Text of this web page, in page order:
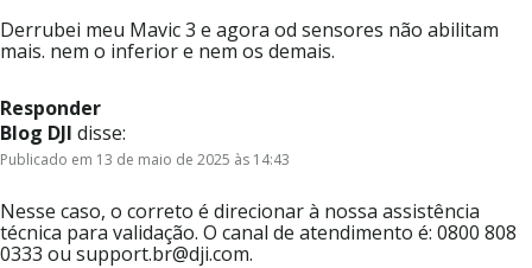
Derrubei meu Mavic 3 e agora od sensores não abilitam
mais. nem o inferior e nem os demais.
Responder
Blog DJI disse:
Publicado em 13 de maio de 2025 às 14:43
Nesse caso, o correto é direcionar à nossa assistência
técnica para validação. O canal de atendimento é: 0800 808
0333 ou support.br@dji.com.